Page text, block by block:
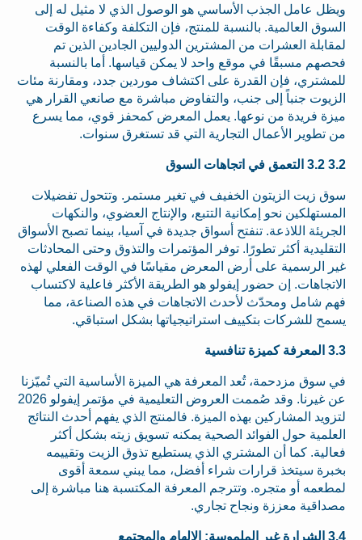
ويظل عامل الجذب الأساسي هو الوصول الذي لا مثيل له إلى
السوق العالمية. بالنسبة للمنتج، فإن التكلفة وكفاءة الوقت
لمقابلة العشرات من المشترين الدوليين الجادين الذين تم
فحصهم مسبقًا في موقع واحد لا يمكن قياسها. أما بالنسبة
للمشتري، فإن القدرة على اكتشاف موردين جدد، ومقارنة مئات
الزيوت جنباً إلى جنب، والتفاوض مباشرة مع صانعي القرار هي
ميزة فريدة من نوعها. يعمل المعرض كمحفز قوي، مما يسرع
من تطوير الأعمال التجارية التي قد تستغرق سنوات.
3.2 3.2 التعمق في اتجاهات السوق
سوق زيت الزيتون الخفيف في تغير مستمر. وتتحول تفضيلات
المستهلكين نحو إمكانية التتبع، والإنتاج العضوي، والنكهات
الجريئة اللاذعة. تنفتح أسواق جديدة في آسيا، بينما تصبح الأسواق
التقليدية أكثر تطورًا. توفر المؤتمرات والتذوق وحتى المحادثات
غير الرسمية على أرض المعرض مقياسًا في الوقت الفعلي لهذه
الاتجاهات. إن حضور إيفولو هو الطريقة الأكثر فاعلية لاكتساب
فهم شامل ومحدّث لأحدث الاتجاهات في هذه الصناعة، مما
يسمح للشركات بتكييف استراتيجياتها بشكل استباقي.
3.3 المعرفة كميزة تنافسية
في سوق مزدحمة، تُعد المعرفة هي الميزة الأساسية التي تُميّزنا
عن غيرنا. وقد صُممت العروض التعليمية في مؤتمر إيفولو 2026
لتزويد المشاركين بهذه الميزة. فالمنتج الذي يفهم أحدث النتائج
العلمية حول الفوائد الصحية يمكنه تسويق زيته بشكل أكثر
فعالية. كما أن المشتري الذي يستطيع تذوق الزيت وتقييمه
بخبرة سيتخذ قرارات شراء أفضل، مما يبني سمعة أقوى
لمطعمه أو متجره. وتترجم المعرفة المكتسبة هنا مباشرة إلى
مصداقية معززة ونجاح تجاري.
3.4 الشرارة غير الملموسة: الإلهام والمجتمع